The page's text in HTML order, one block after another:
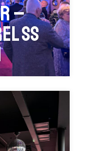
–
ss